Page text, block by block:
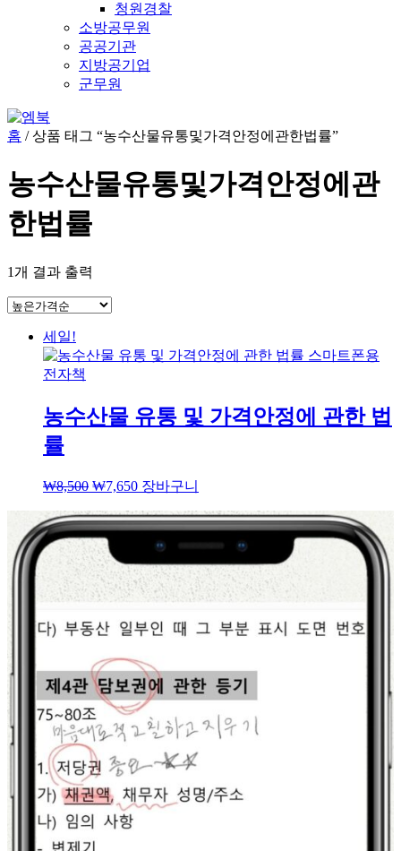
청원경찰
소방공무원
공공기관
지방공기업
군무원
홈 / 상품 태그 “농수산물유통및가격안정에관한법률”
농수산물유통및가격안정에관
한법률
1개 결과 출력
세일!
농수산물 유통 및 가격안정에 관한 법
률
₩8,500 ₩7,650 장바구니